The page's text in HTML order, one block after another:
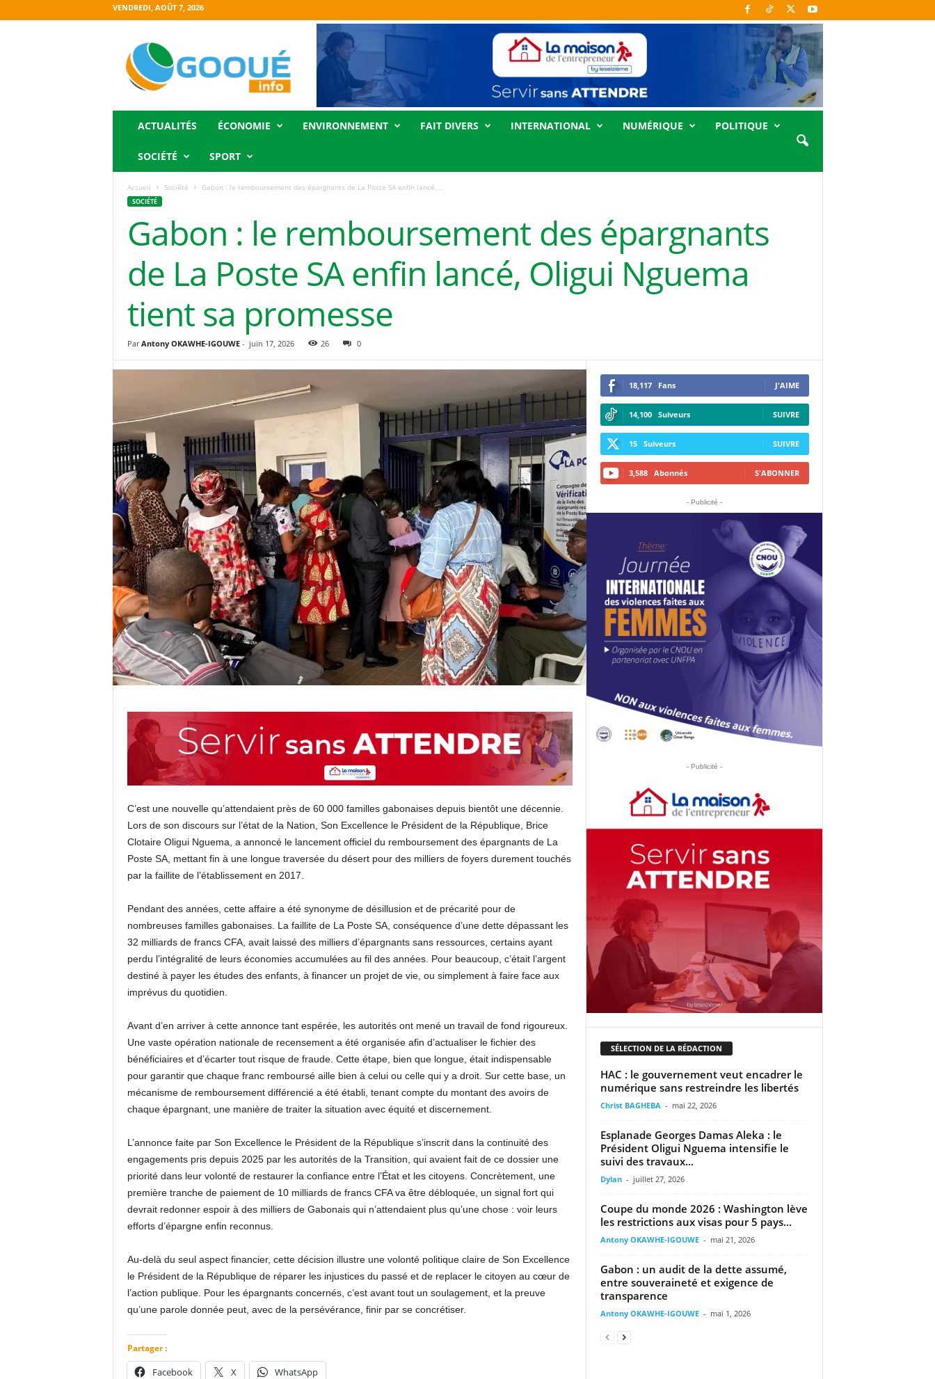
VENDREDI, AOÛT 7, 2026
ACTUALITÉS ÉCONOMIE ENVIRONNEMENT FAIT DIVERS INTERNATIONAL NUMÉRIQUE POLITIQUE
SOCIÉTÉ SPORT
Accueil Société Gabon : le remboursement des épargnants de La Poste SA enfin lancé,...
SOCIÉTÉ
Gabon : le remboursement des épargnants
de La Poste SA enfin lancé, Oligui Nguema
tient sa promesse
Par Antony OKAWHE-IGOUWE- juin 17, 2026 26 0
C’est une nouvelle qu’attendaient près de 60 000 familles gabonaises depuis bientôt une décennie.
Lors de son discours sur l’état de la Nation, Son Excellence le Président de la République, Brice
Clotaire Oligui Nguema, a annoncé le lancement officiel du remboursement des épargnants de La
Poste SA, mettant fin à une longue traversée du désert pour des milliers de foyers durement touchés
par la faillite de l’établissement en 2017.
Pendant des années, cette affaire a été synonyme de désillusion et de précarité pour de
nombreuses familles gabonaises. La faillite de La Poste SA, conséquence d’une dette dépassant les
32 milliards de francs CFA, avait laissé des milliers d’épargnants sans ressources, certains ayant
perdu l’intégralité de leurs économies accumulées au fil des années. Pour beaucoup, c’était l’argent
destiné à payer les études des enfants, à financer un projet de vie, ou simplement à faire face aux
imprévus du quotidien.
Avant d’en arriver à cette annonce tant espérée, les autorités ont mené un travail de fond rigoureux.
Une vaste opération nationale de recensement a été organisée afin d’actualiser le fichier des
bénéficiaires et d’écarter tout risque de fraude. Cette étape, bien que longue, était indispensable
pour garantir que chaque franc remboursé aille bien à celui ou celle qui y a droit. Sur cette base, un
mécanisme de remboursement différencié a été établi, tenant compte du montant des avoirs de
chaque épargnant, une manière de traiter la situation avec équité et discernement.
L’annonce faite par Son Excellence le Président de la République s’inscrit dans la continuité des
engagements pris depuis 2025 par les autorités de la Transition, qui avaient fait de ce dossier une
priorité dans leur volonté de restaurer la confiance entre l’État et les citoyens. Concrètement, une
première tranche de paiement de 10 milliards de francs CFA va être débloquée, un signal fort qui
devrait redonner espoir à des milliers de Gabonais qui n’attendaient plus qu’une chose : voir leurs
efforts d’épargne enfin reconnus.
Au-delà du seul aspect financier, cette décision illustre une volonté politique claire de Son Excellence
le Président de la République de réparer les injustices du passé et de replacer le citoyen au cœur de
l’action publique. Pour les épargnants concernés, c’est avant tout un soulagement, et la preuve
qu’une parole donnée peut, avec de la persévérance, finir par se concrétiser.
Partager :
Facebook X WhatsApp
18,117 Fans J'AIME
14,100 Suiveurs SUIVRE
15 Suiveurs SUIVRE
3,588 Abonnés S'ABONNER
- Publicité -
- Publicité -
SÉLECTION DE LA RÉDACTION
HAC : le gouvernement veut encadrer le
numérique sans restreindre les libertés
Christ BAGHEBA - mai 22, 2026
Esplanade Georges Damas Aleka : le
Président Oligui Nguema intensifie le
suivi des travaux...
Dylan - juillet 27, 2026
Coupe du monde 2026 : Washington lève
les restrictions aux visas pour 5 pays...
Antony OKAWHE-IGOUWE - mai 21, 2026
Gabon : un audit de la dette assumé,
entre souveraineté et exigence de
transparence
Antony OKAWHE-IGOUWE - mai 1, 2026